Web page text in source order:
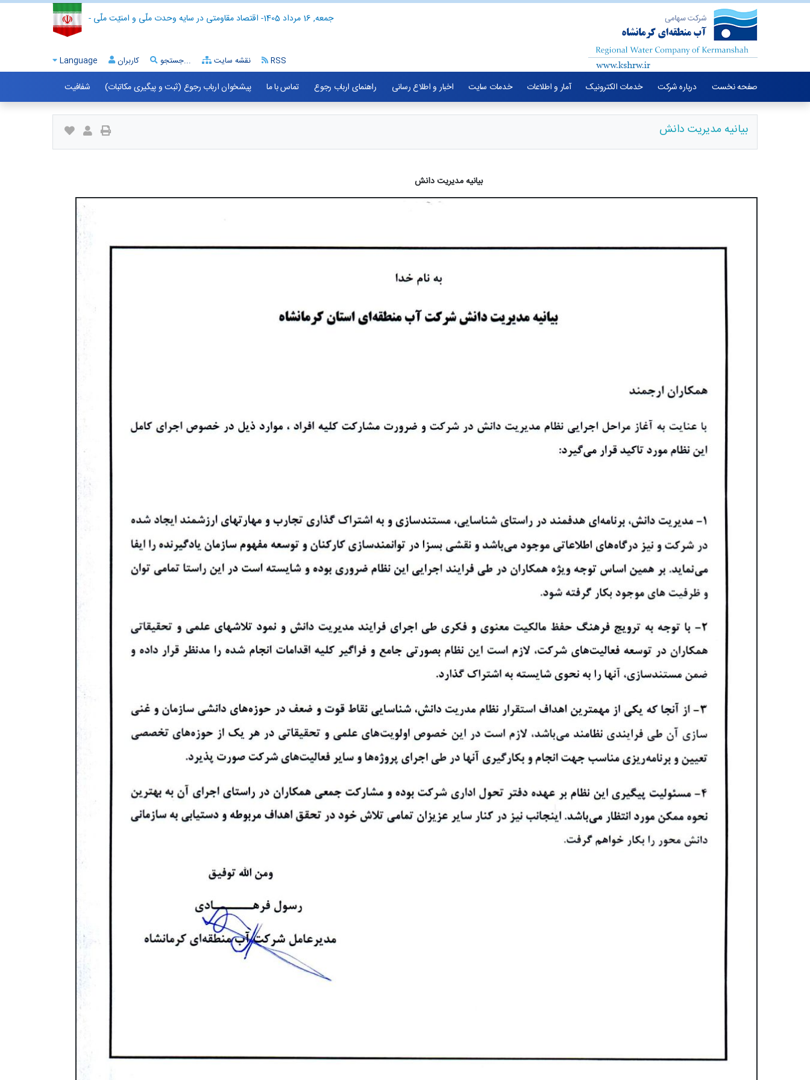
- اقتصاد مقاومتی در سایه وحدت ملّی و امنیّت ملّی - جمعه, 16 مرداد 1405
Language کاربران جستجو... نقشه سایت RSS
صفحه نخست درباره شرکت خدمات الکترونیک آمار و اطلاعات خدمات سایت اخبار و اطلاع رسانی راهنمای ارباب رجوع تماس با ما پیشخوان ارباب رجوع (ثبت و پیگیری مکاتبات) شفافیت
بیانیه مدیریت دانش
بیانیه مدیریت دانش